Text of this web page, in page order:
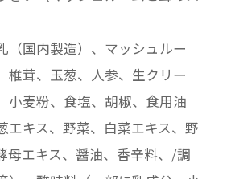
国内製造）、マッシュルー
椎茸、玉葱、人参、生クリー
小麦粉、食塩、胡椒、食用油
エキス、野菜、白菜エキス、野
母エキス、醤油、香辛料、/調